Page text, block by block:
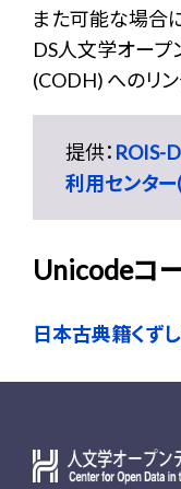
また可能な場合
DS人文学オープ
(CODH) へのリン
提供： ROIS-
利用センタ
Unicodeコ
日本古典籍くず